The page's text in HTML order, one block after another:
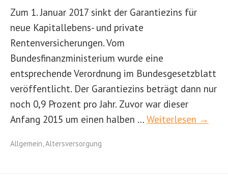
Zum 1. Januar 2017 sinkt der Garantiezins für
neue Kapitallebens- und private
Rentenversicherungen. Vom
Bundesfinanzministerium wurde eine
entsprechende Verordnung im Bundesgesetzblatt
veröffentlicht. Der Garantiezins beträgt dann nur
noch 0,9 Prozent pro Jahr. Zuvor war dieser
Anfang 2015 um einen halben … Weiterlesen →
Allgemein,Altersversorgung